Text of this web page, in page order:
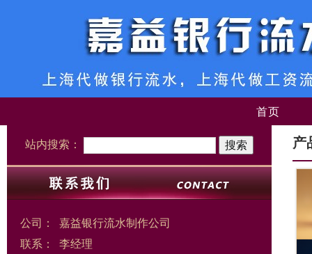
首页
站内搜索：
公司：
嘉益银行流水制作公司
联系：
李经理
产